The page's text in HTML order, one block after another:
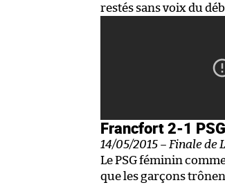
restés sans voix du
Francfort 2-1 PSG
14/05/2015 – Finale de
Le PSG féminin
que les garçons